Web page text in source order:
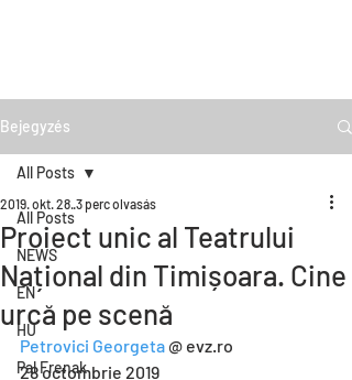
Bejegyzés
All Posts
NEWS
EN
HU
Pal Frenak
All Posts
Proiect unic al Teatrului
Național din Timișoara. Cine
urcă pe scenă
2019. okt. 28.3 perc olvasás
Petrovici Georgeta @ evz.ro
28 octombrie 2019